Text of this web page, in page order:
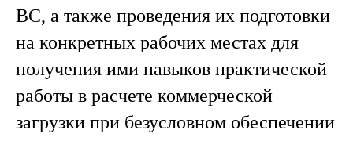
ВС, а также проведения их подготовки
на конкретных рабочих местах для
получения ими навыков практической
работы в расчете коммерческой
загрузки при безусловном обеспечении